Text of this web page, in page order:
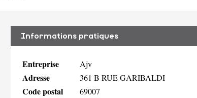
Informations pratiques
Entreprise Ajv
Adresse 361 B RUE GARIBALDI
Code postal 69007